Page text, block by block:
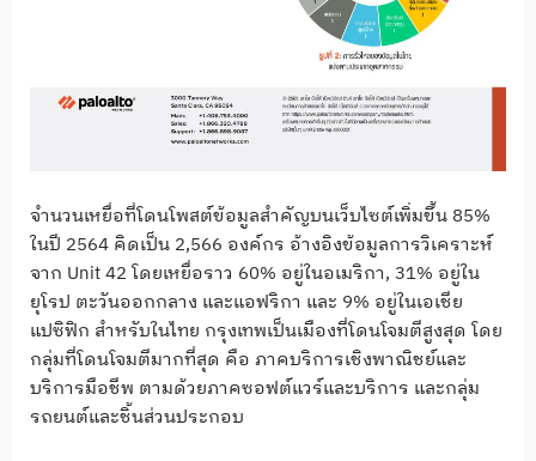
จำนวนเหยื่อที่โดนโพสต์ข้อมูลสำคัญบนเว็บไซต์เพิ่มขึ้น 85%
ในปี 2564 คิดเป็น 2,566 องค์กร อ้างอิงข้อมูลการวิเคราะห์
จาก Unit 42 โดยเหยื่อราว 60% อยู่ในอเมริกา, 31% อยู่ใน
ยุโรป ตะวันออกกลาง และแอฟริกา และ 9% อยู่ในเอเชีย
แปซิฟิก สำหรับในไทย กรุงเทพเป็นเมืองที่โดนโจมตีสูงสุด โดย
กลุ่มที่โดนโจมตีมากที่สุด คือ ภาคบริการเชิงพาณิชย์และ
บริการมือชีพ ตามด้วยภาคซอฟต์แวร์และบริการ และกลุ่ม
รถยนต์และชิ้นส่วนประกอบ